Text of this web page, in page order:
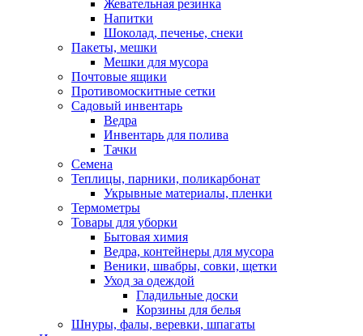
Жевательная резинка
Напитки
Шоколад, печенье, снеки
Пакеты, мешки
Мешки для мусора
Почтовые ящики
Противомоскитные сетки
Садовый инвентарь
Ведра
Инвентарь для полива
Тачки
Семена
Теплицы, парники, поликарбонат
Укрывные материалы, пленки
Термометры
Товары для уборки
Бытовая химия
Ведра, контейнеры для мусора
Веники, швабры, совки, щетки
Уход за одеждой
Гладильные доски
Корзины для белья
Шнуры, фалы, веревки, шпагаты